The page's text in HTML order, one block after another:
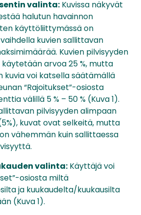
valinta: Kuvissa näkyvät
halutun havainnon
käyttöliittymässä on
kuvien sallittavan
Kuvien pilvisyyden
arvoa 25 %, mutta
kuvia voi katsella säätämällä
“Rajoitukset”-osiosta
välillä 5 % – 50 % (Kuva 1).
pilvisyyden alimpaan
kuvat ovat selkeitä, mutta
vähemmän kuin sallittaessa
valinta: Käyttäjä voi
osiosta miltä
ja kuukaudelta/kuukausilta
(Kuva 1).